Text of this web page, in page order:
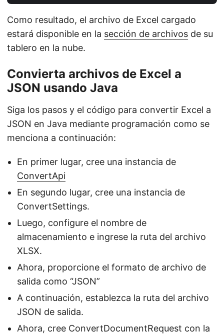
Como resultado, el archivo de Excel cargado
estará disponible en la sección de archivos de su
tablero en la nube.
Convierta archivos de Excel a
JSON usando Java
Siga los pasos y el código para convertir Excel a
JSON en Java mediante programación como se
menciona a continuación:
En primer lugar, cree una instancia de
ConvertApi
En segundo lugar, cree una instancia de
ConvertSettings.
Luego, configure el nombre de
almacenamiento e ingrese la ruta del archivo
XLSX.
Ahora, proporcione el formato de archivo de
salida como “JSON”
A continuación, establezca la ruta del archivo
JSON de salida.
Ahora, cree ConvertDocumentRequest con la